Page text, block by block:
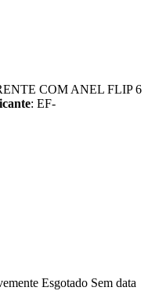
COM ANEL FLIP 6
: EF-
Esgotado Sem data